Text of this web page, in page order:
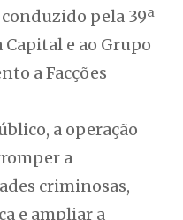
pela 39ª
e ao Grupo
a Facções
a operação
a
criminosas,
e ampliar a